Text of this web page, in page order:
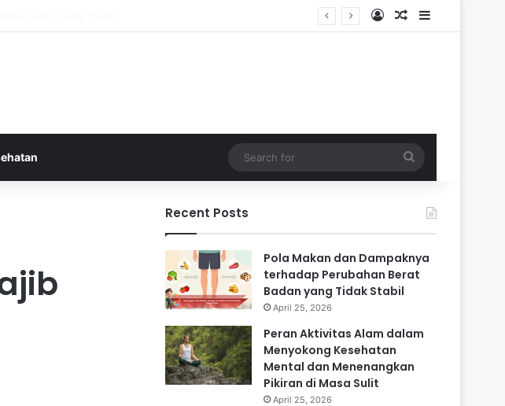
Log InRandom Article
Sidebar
for
Recent Posts
Pola Makan dan Dampaknya
terhadap Perubahan Berat
Badan yang Tidak Stabil
April 25, 2026
Peran Aktivitas Alam dalam
Menyokong Kesehatan
Mental dan Menenangkan
Pikiran di Masa Sulit
April 25, 2026